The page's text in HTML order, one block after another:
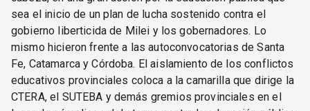
sea el inicio de un plan de lucha sostenido contra el
gobierno liberticida de Milei y los gobernadores. Lo
mismo hicieron frente a las autoconvocatorias de Santa
Fe, Catamarca y Córdoba. El aislamiento de los conflictos
educativos provinciales coloca a la camarilla que dirige la
CTERA, el SUTEBA y demás gremios provinciales en el